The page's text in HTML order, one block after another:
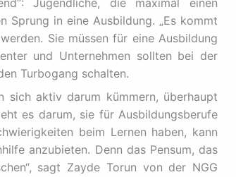
Jugendliche, die maximal einen
Sprung in eine Ausbildung. „Es kommt
Sie müssen für eine Ausbildung
und Unternehmen sollten bei der
Turbogang schalten.
sich aktiv darum kümmern, überhaupt
es darum, sie für Ausbildungsberufe
beim Lernen haben, kann
anzubieten. Denn das Pensum, das
sagt Zayde Torun von der NGG